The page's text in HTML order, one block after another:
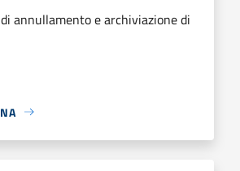
annullamento e archiviazione di